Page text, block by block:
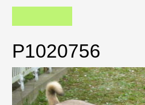
P1020756